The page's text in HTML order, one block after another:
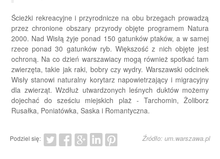
Ścieżki rekreacyjne i przyrodnicze na obu brzegach prowadzą
przez chronione obszary przyrody objęte programem Natura
2000. Nad Wisłą żyje ponad 150 gatunków ptaków, a w samej
rzece ponad 30 gatunków ryb. Większość z nich objęte jest
ochroną. Na co dzień warszawiacy mogą również spotkać tam
zwierzęta, takie jak raki, bobry czy wydry. Warszawski odcinek
Wisły stanowi naturalny korytarz napowietrzający i migracyjny
dla zwierząt. Wzdłuż utwardzonych leśnych duktów możemy
dojechać do sześciu miejskich plaż - Tarchomin, Żoliborz
Rusałka, Poniatówka, Saska i Romantyczna.
Podziel się: Źródło: um.warszawa.pl